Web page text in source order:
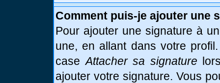
Comment puis-je ajouter une
Pour ajouter une signature à
une, en allant dans votre
caseAttacher sa signature
ajouter votre signature. Vous